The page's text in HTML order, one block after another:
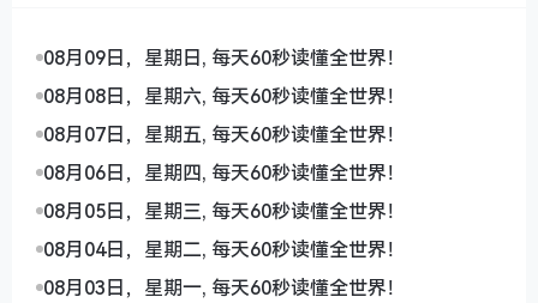
08月09日，星期日, 每天60秒读懂全世界！
08月08日，星期六, 每天60秒读懂全世界！
08月07日，星期五, 每天60秒读懂全世界！
08月06日，星期四, 每天60秒读懂全世界！
08月05日，星期三, 每天60秒读懂全世界！
08月04日，星期二, 每天60秒读懂全世界！
08月03日，星期一, 每天60秒读懂全世界！